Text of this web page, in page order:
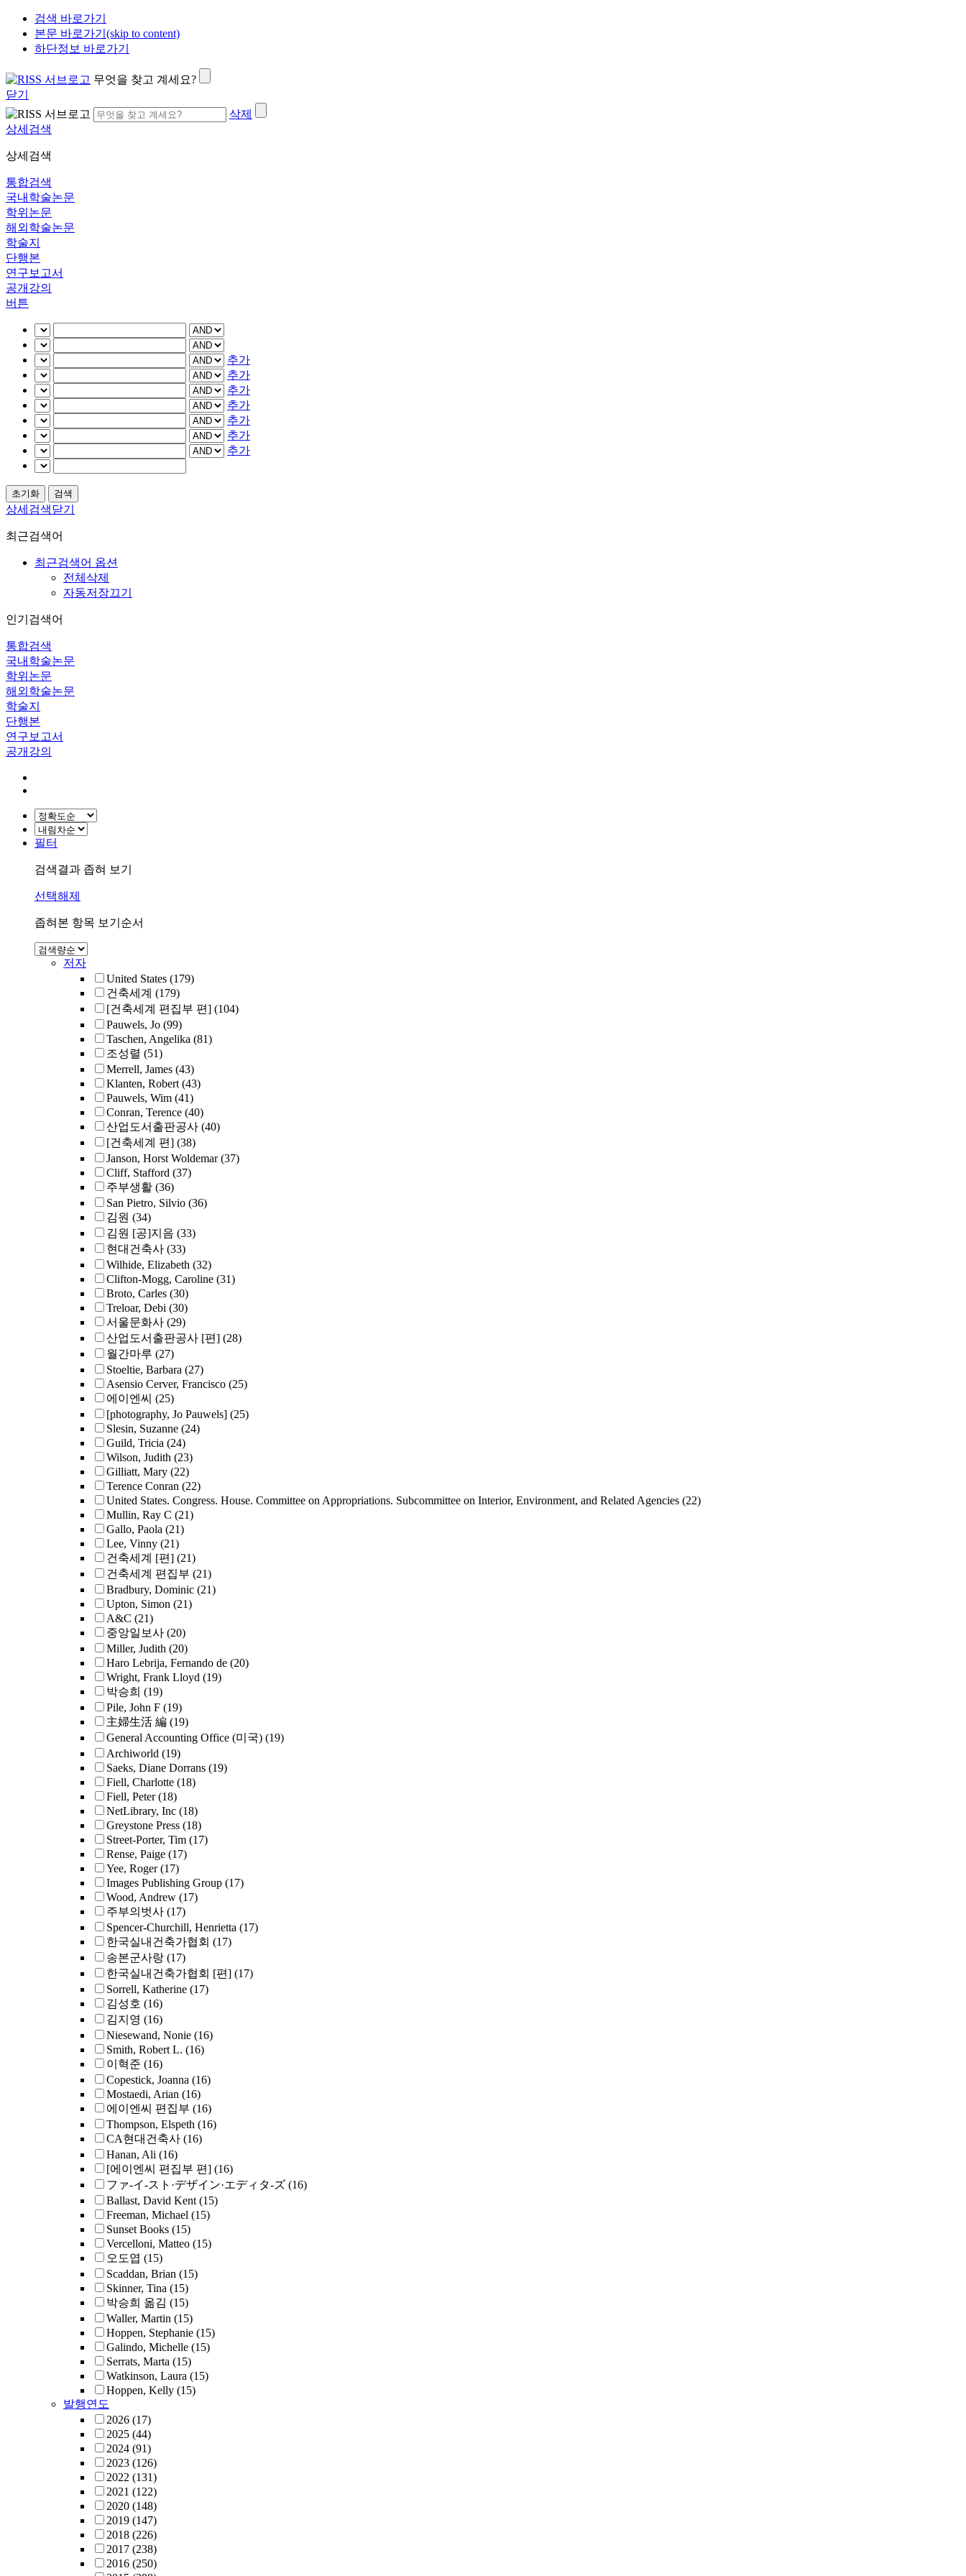
검색 바로가기
본문 바로가기(skip to content)
하단정보 바로가기
무엇을 찾고 계세요?
닫기
삭제
상세검색
상세검색
통합검색
국내학술논문
학위논문
해외학술논문
학술지
단행본
연구보고서
공개강의
버튼
추가
추가
추가
추가
추가
추가
추가
상세검색닫기
최근검색어
최근검색어 옵션
전체삭제
자동저장끄기
인기검색어
통합검색
국내학술논문
학위논문
해외학술논문
학술지
단행본
연구보고서
공개강의
필터
검색결과 좁혀 보기
선택해제
좁혀본 항목 보기순서
저자
United States (179)
건축세계 (179)
[건축세계 편집부 편] (104)
Pauwels, Jo (99)
Taschen, Angelika (81)
조성렬 (51)
Merrell, James (43)
Klanten, Robert (43)
Pauwels, Wim (41)
Conran, Terence (40)
산업도서출판공사 (40)
[건축세계 편] (38)
Janson, Horst Woldemar (37)
Cliff, Stafford (37)
주부생활 (36)
San Pietro, Silvio (36)
김원 (34)
김원 [공]지음 (33)
현대건축사 (33)
Wilhide, Elizabeth (32)
Clifton-Mogg, Caroline (31)
Broto, Carles (30)
Treloar, Debi (30)
서울문화사 (29)
산업도서출판공사 [편] (28)
월간마루 (27)
Stoeltie, Barbara (27)
Asensio Cerver, Francisco (25)
에이엔씨 (25)
[photography, Jo Pauwels] (25)
Slesin, Suzanne (24)
Guild, Tricia (24)
Wilson, Judith (23)
Gilliatt, Mary (22)
Terence Conran (22)
United States. Congress. House. Committee on Appropriations. Subcommittee on Interior, Environment, and Related Agencies (22)
Mullin, Ray C (21)
Gallo, Paola (21)
Lee, Vinny (21)
건축세계 [편] (21)
건축세계 편집부 (21)
Bradbury, Dominic (21)
Upton, Simon (21)
A&C (21)
중앙일보사 (20)
Miller, Judith (20)
Haro Lebrija, Fernando de (20)
Wright, Frank Lloyd (19)
박승희 (19)
Pile, John F (19)
主婦生活 編 (19)
General Accounting Office (미국) (19)
Archiworld (19)
Saeks, Diane Dorrans (19)
Fiell, Charlotte (18)
Fiell, Peter (18)
NetLibrary, Inc (18)
Greystone Press (18)
Street-Porter, Tim (17)
Rense, Paige (17)
Yee, Roger (17)
Images Publishing Group (17)
Wood, Andrew (17)
주부의벗사 (17)
Spencer-Churchill, Henrietta (17)
한국실내건축가협회 (17)
송본군사랑 (17)
한국실내건축가협회 [편] (17)
Sorrell, Katherine (17)
김성호 (16)
김지영 (16)
Niesewand, Nonie (16)
Smith, Robert L. (16)
이혁준 (16)
Copestick, Joanna (16)
Mostaedi, Arian (16)
에이엔씨 편집부 (16)
Thompson, Elspeth (16)
CA현대건축사 (16)
Hanan, Ali (16)
[에이엔씨 편집부 편] (16)
ファ-イ-スト·デザイン·エディタ-ズ (16)
Ballast, David Kent (15)
Freeman, Michael (15)
Sunset Books (15)
Vercelloni, Matteo (15)
오도엽 (15)
Scaddan, Brian (15)
Skinner, Tina (15)
박승희 옮김 (15)
Waller, Martin (15)
Hoppen, Stephanie (15)
Galindo, Michelle (15)
Serrats, Marta (15)
Watkinson, Laura (15)
Hoppen, Kelly (15)
발행연도
2026 (17)
2025 (44)
2024 (91)
2023 (126)
2022 (131)
2021 (122)
2020 (148)
2019 (147)
2018 (226)
2017 (238)
2016 (250)